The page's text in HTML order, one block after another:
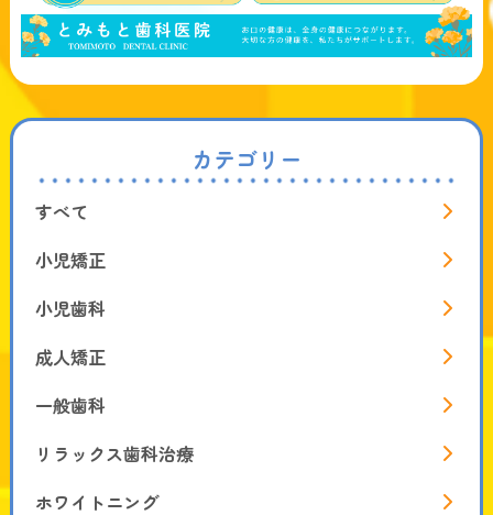
カテゴリー
すべて
小児矯正
小児歯科
成人矯正
一般歯科
リラックス歯科治療
ホワイトニング